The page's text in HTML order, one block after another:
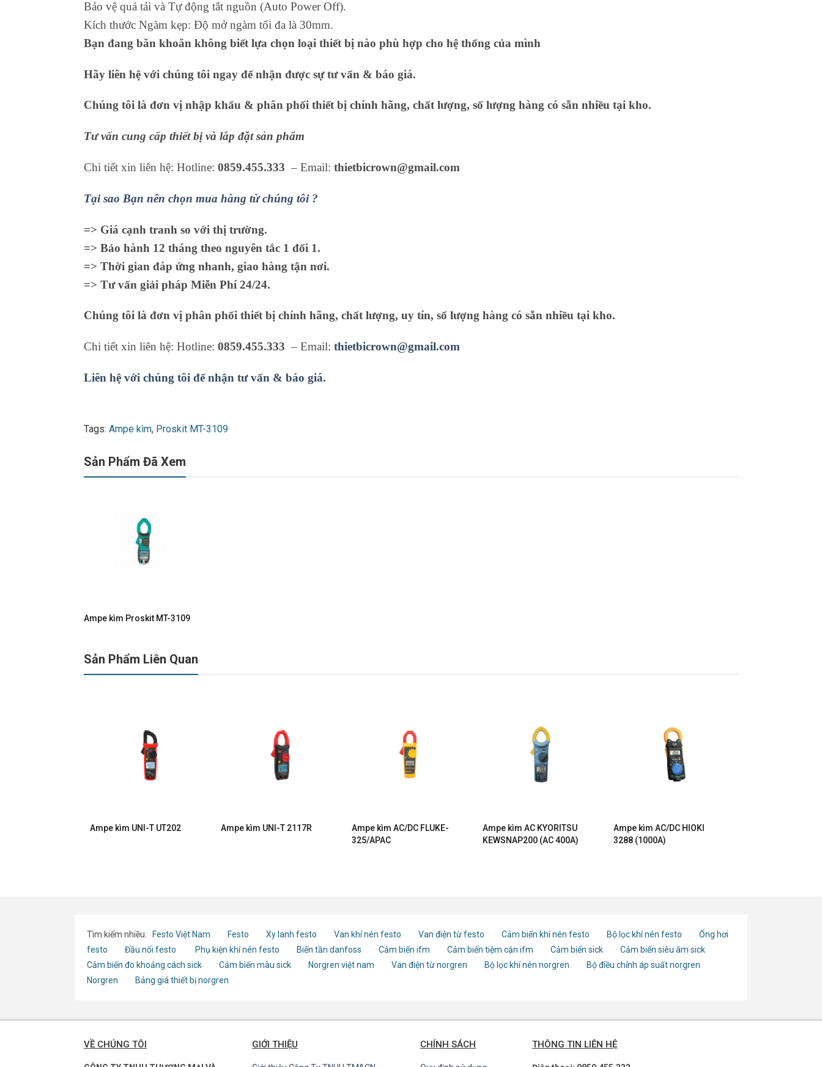
Bảo vệ quá tải và Tự động tắt nguồn (Auto Power Off).
Kích thước Ngàm kẹp: Độ mở ngàm tối đa là 30mm.
Bạn đang băn khoăn không biết lựa chọn loại thiết bị nào phù hợp cho hệ thống của mình
Hãy liên hệ với chúng tôi ngay để nhận được sự tư vấn & báo giá.
Chúng tôi là đơn vị nhập khẩu & phân phối thiết bị chính hãng, chất lượng, số lượng hàng có sẵn nhiều tại kho.
Tư vấn cung cấp thiết bị và lắp đặt sản phẩm
Chi tiết xin liên hệ: Hotline: 0859.455.333 – Email: thietbicrown@gmail.com
Tại sao Bạn nên chọn mua hàng từ chúng tôi ?
=> Giá cạnh tranh so với thị trường.
=> Bảo hành 12 tháng theo nguyên tắc 1 đổi 1.
=> Thời gian đáp ứng nhanh, giao hàng tận nơi.
=> Tư vấn giải pháp Miễn Phí 24/24.
Chúng tôi là đơn vị phân phối thiết bị chính hãng, chất lượng, uy tín, số lượng hàng có sẵn nhiều tại kho.
Chi tiết xin liên hệ: Hotline: 0859.455.333 – Email: thietbicrown@gmail.com
Liên hệ với chúng tôi để nhận tư vấn & báo giá.
Tags: Ampe kìm, Proskit MT-3109
Sản Phẩm Đã Xem
Ampe kìm Proskit MT-3109
Sản Phẩm Liên Quan
Ampe kìm UNI-T UT202 Ampe kìm UNI-T 2117R
Ampe kìm AC/DC FLUKE-
325/APAC
Ampe kìm AC KYORITSU
KEWSNAP200 (AC 400A)
Ampe kìm AC/DC HIOKI
3288 (1000A)
Tìm kiếm nhiều: Festo Việt Nam Festo Xy lanh festo Van khí nén festo Van điện từ festo Cảm biến khí nén festo Bộ lọc khí nén festo
Ống hơi
festo
Đầu nối festo Phụ kiện khí nén festo Biến tần danfoss Cảm biến ifm Cảm biến tiệm cận ifm Cảm biến sick
Cảm biến siêu âm sick
Cảm biến đo khoảng cách sick
Cảm biến màu sick Norgren việt nam Van điện từ norgren Bộ lọc khí nén norgren
Bộ điều chỉnh áp suất norgren
Norgren
Bảng giá thiết bị norgren
VỀ CHÚNG TÔI GIỚI THIỆU CHÍNH SÁCH THÔNG TIN LIÊN HỆ